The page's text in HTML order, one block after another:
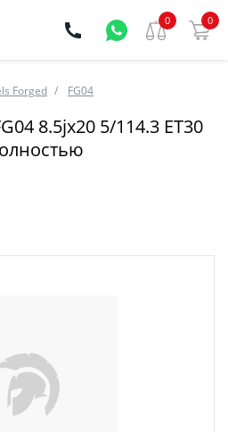
0 0
Forged FG04
8.5jx20 5/114.3 ET30